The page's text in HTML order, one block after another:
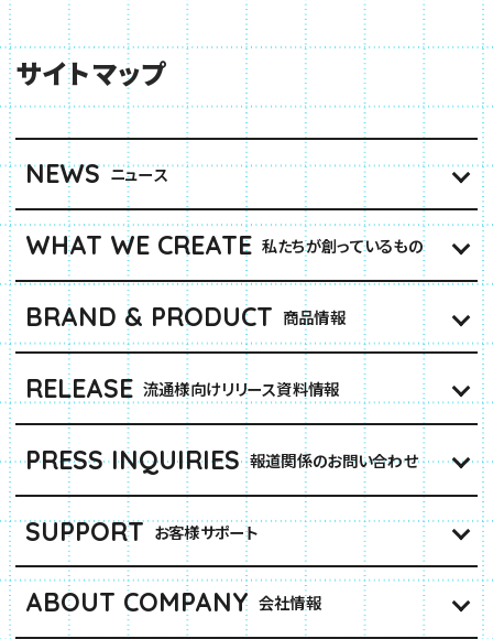
サイトマップ
NEWS ニュース
WHAT WE CREATE 私たちが創っているもの
BRAND & PRODUCT 商品情報
RELEASE 流通様向けリリース資料情報
PRESS INQUIRIES 報道関係のお問い合わせ
SUPPORT お客様サポート
ABOUT COMPANY 会社情報